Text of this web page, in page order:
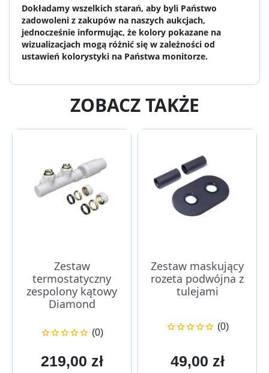
Dokładamy wszelkich starań, aby byli Państwo
zadowoleni z zakupów na naszych aukcjach,
jednocześnie informując, że kolory pokazane na
wizualizacjach mogą różnić się w zależności od
ustawień kolorystyki na Państwa monitorze.
ZOBACZ TAKŻE
Zestaw
termostatyczny
zespolony kątowy
Diamond
 (0)
Cena
219,00 zł
Zestaw maskujący
rozeta podwójna z
tulejami
 (0)
Cena
49,00 zł